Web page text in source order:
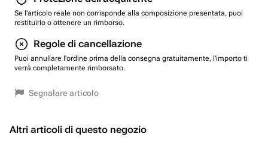
Se l'articolo reale non corrisponde alla composizione presentata, puoi
restituirlo o ottenere un rimborso.
Regole di cancellazione
Puoi annullare l'ordine prima della consegna gratuitamente, l'importo ti
verrà completamente rimborsato.
Segnalare articolo
Altri articoli di questo negozio